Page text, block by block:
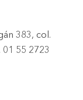
383, col.
01 55 2723